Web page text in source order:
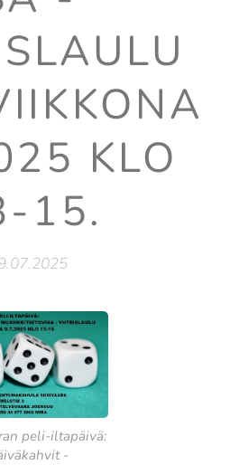
KLO
15.
peli-iltapäivä:
-